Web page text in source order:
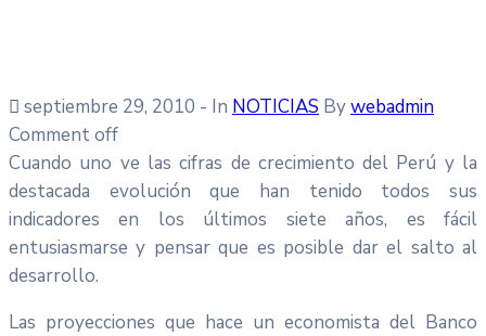
septiembre 29, 2010 - In NOTICIAS Bywebadmin
Comment off
Cuando uno ve las cifras de crecimiento del Perú y la
destacada evolución que han tenido todos sus
indicadores en los últimos siete años, es fácil
entusiasmarse y pensar que es posible dar el salto al
desarrollo.
Las proyecciones que hace un economista del Banco